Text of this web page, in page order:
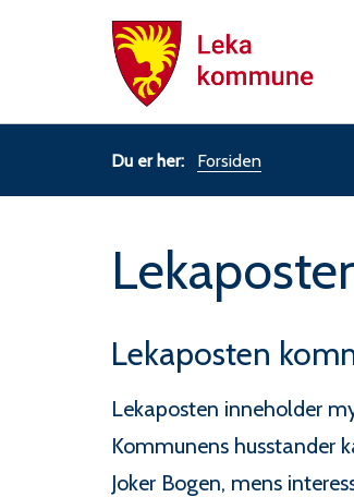
Du
her:
Forsiden
Lekaposten
Lekaposten inneholder
Kommunens husstander
Joker Bogen, mens